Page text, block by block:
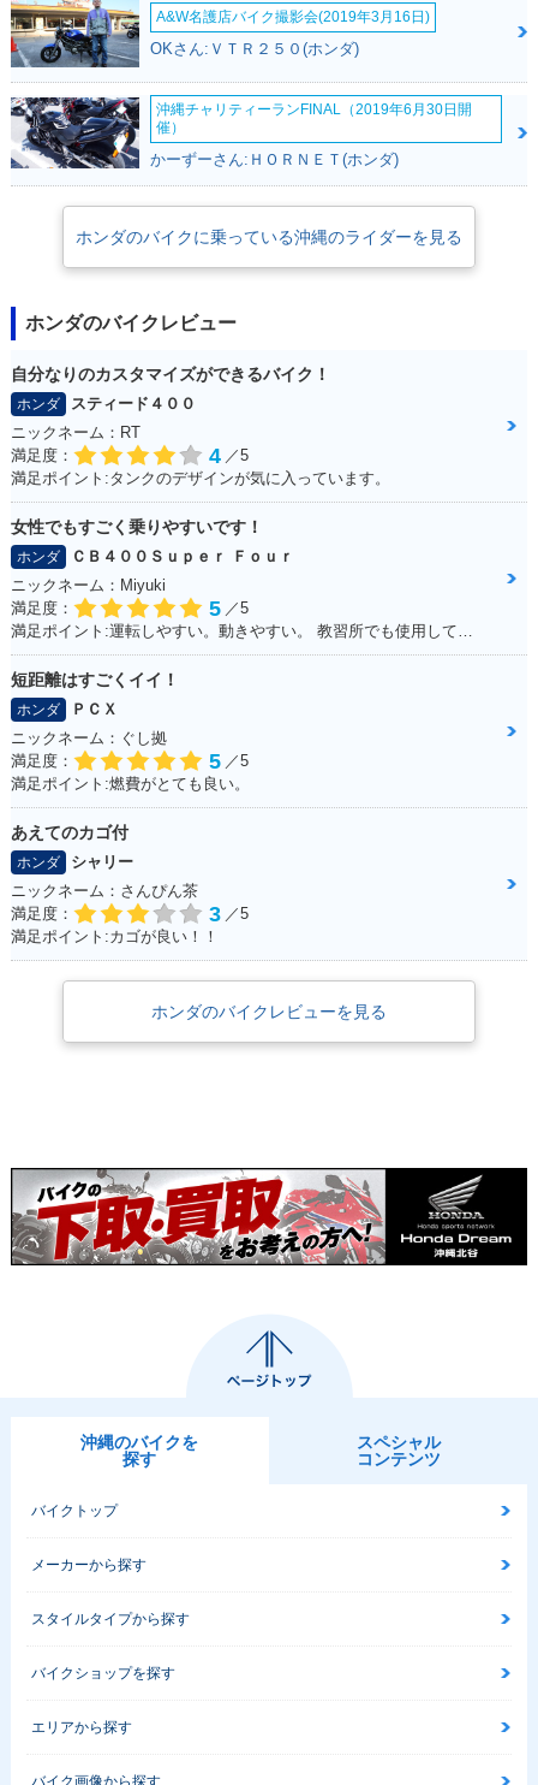
1987年 CBR400
R・カラーチェンジ
1986年 CBR400
R・追加
1986年 CBR400
R・新登場
A&W名護店バイク撮影会(2019年3月16日)
OKさん:ＶＴＲ２５０(ホンダ)
沖縄チャリティーランFINAL（2019年6月30日開
催）
かーずーさん:ＨＯＲＮＥＴ(ホンダ)
ホンダのバイクに乗っている沖縄のライダーを見る
ホンダのバイクレビュー
自分なりのカスタマイズができるバイク！
ホンダ
スティード４００
ニックネーム：RT
満足度：
4 ／5
満足ポイント:タンクのデザインが気に入っています。
女性でもすごく乗りやすいです！
ホンダ
ＣＢ４００Ｓｕｐｅｒ Ｆｏｕｒ
ニックネーム：Miyuki
満足度：
5 ／5
満足ポイント:運転しやすい。動きやすい。 教習所でも使用していて使いやすいので、私でも快適に運転できます。
短距離はすごくイイ！
ホンダ
ＰＣＸ
ニックネーム：ぐし拠
満足度：
5 ／5
満足ポイント:燃費がとても良い。
あえてのカゴ付
ホンダ
シャリー
ニックネーム：さんぴん茶
満足度：
3 ／5
満足ポイント:カゴが良い！！
ホンダのバイクレビューを見る
沖縄のバイクを
探す
スペシャル
コンテンツ
バイクトップ
メーカーから探す
スタイルタイプから探す
バイクショップを探す
エリアから探す
バイク画像から探す